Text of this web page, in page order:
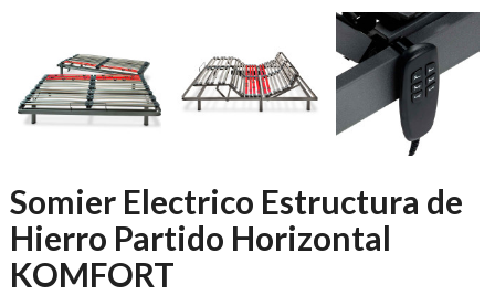
Somier Electrico Estructura de
Hierro Partido Horizontal
KOMFORT